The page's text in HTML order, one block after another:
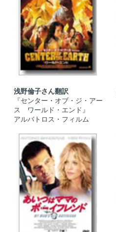
浅野倫子さん翻訳
『センター・オブ・ジ・アー
ス ワールド・エンド』
アルバトロス・フィルム